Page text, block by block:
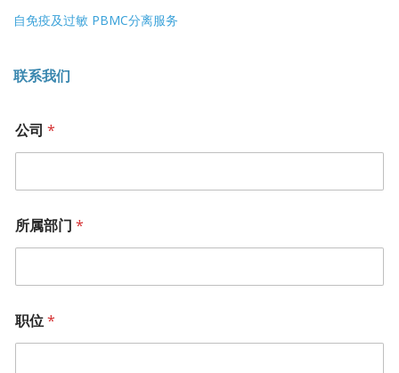
自免疫及过敏 PBMC分离服务
联系我们
公司 *
所属部门 *
职位*